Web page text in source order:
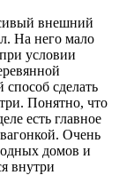
внешний
На него мало
условии
сделать
Понятно, что
есть главное
Очень
домов и
внутри